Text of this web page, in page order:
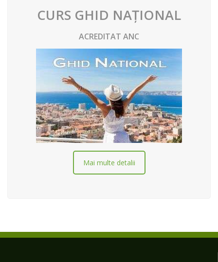
CURS GHID NAȚIONAL
ACREDITAT ANC
Mai multe detalii